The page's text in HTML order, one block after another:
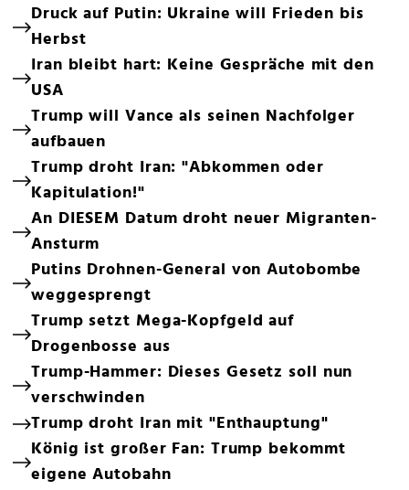
Druck auf Putin: Ukraine will Frieden bis
Herbst
Iran bleibt hart: Keine Gespräche mit den
USA
Trump will Vance als seinen Nachfolger
aufbauen
Trump droht Iran: "Abkommen oder
Kapitulation!"
An DIESEM Datum droht neuer Migranten-
Ansturm
Putins Drohnen-General von Autobombe
weggesprengt
Trump setzt Mega-Kopfgeld auf
Drogenbosse aus
Trump-Hammer: Dieses Gesetz soll nun
verschwinden
Trump droht Iran mit "Enthauptung"
König ist großer Fan: Trump bekommt
eigene Autobahn